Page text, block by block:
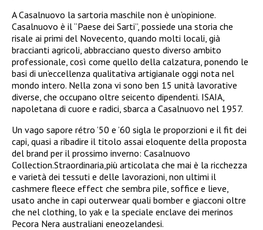
A Casalnuovo la sartoria maschile non è un’opinione.
Casalnuovo è il “Paese dei Sarti”, possiede una storia che
risale ai primi del Novecento, quando molti locali, già
braccianti agricoli, abbracciano questo diverso ambito
professionale, così come quello della calzatura, ponendo le
basi di un’eccellenza qualitativa artigianale oggi nota nel
mondo intero. Nella zona vi sono ben 15 unità lavorative
diverse, che occupano oltre seicento dipendenti. ISAIA,
napoletana di cuore e radici, sbarca a Casalnuovo nel 1957.
Un vago sapore rétro ’50 e ’60 sigla le proporzioni e il fit dei
capi, quasi a ribadire il titolo assai eloquente della proposta
del brand per il prossimo inverno: Casalnuovo
Collection.Straordinaria,più articolata che mai è la ricchezza
e varietà dei tessuti e delle lavorazioni, non ultimi il
cashmere fleece effect che sembra pile, soffice e lieve,
usato anche in capi outerwear quali bomber e giacconi oltre
che nel clothing, lo yak e la speciale enclave dei merinos
Pecora Nera australiani eneozelandesi.